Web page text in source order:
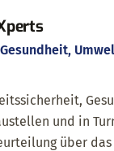
und in
über das